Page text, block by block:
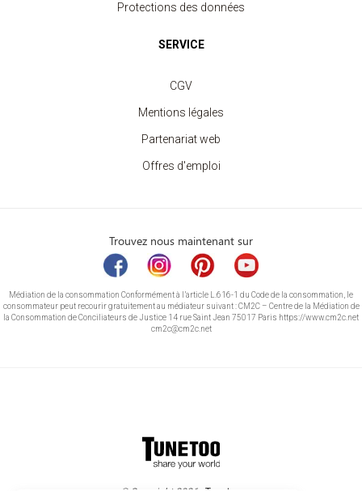
Protections des données
SERVICE
CGV
Mentions légales
Partenariat web
Offres d'emploi
Trouvez nous maintenant sur
Médiation de la consommation Conformément à l’article L.616-1 du Code de la consommation, le
consommateur peut recourir gratuitement au médiateur suivant : CM2C – Centre de la Médiation de
la Consommation de Conciliateurs de Justice 14 rue Saint Jean 75017 Paris https://www.cm2c.net
cm2c@cm2c.net